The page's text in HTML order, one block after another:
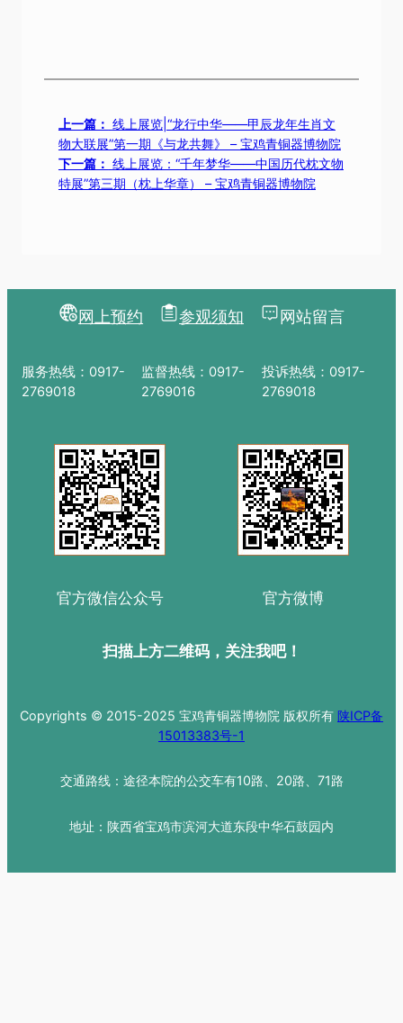
上一篇： 线上展览|“龙行中华——甲辰龙年生肖文
物大联展”第一期《与龙共舞》 – 宝鸡青铜器博物院
下一篇： 线上展览：“千年梦华——中国历代枕文物
特展”第三期（枕上华章） – 宝鸡青铜器博物院
网上预约 参观须知 网站留言
服务热线：0917-
2769018
监督热线：0917-
2769016
投诉热线：0917-
2769018
官方微信公众号 官方微博
扫描上方二维码，关注我吧！
Copyrights © 2015-2025 宝鸡青铜器博物院 版权所有 陕ICP备
15013383号-1
交通路线：途径本院的公交车有10路、20路、71路
地址：陕西省宝鸡市滨河大道东段中华石鼓园内